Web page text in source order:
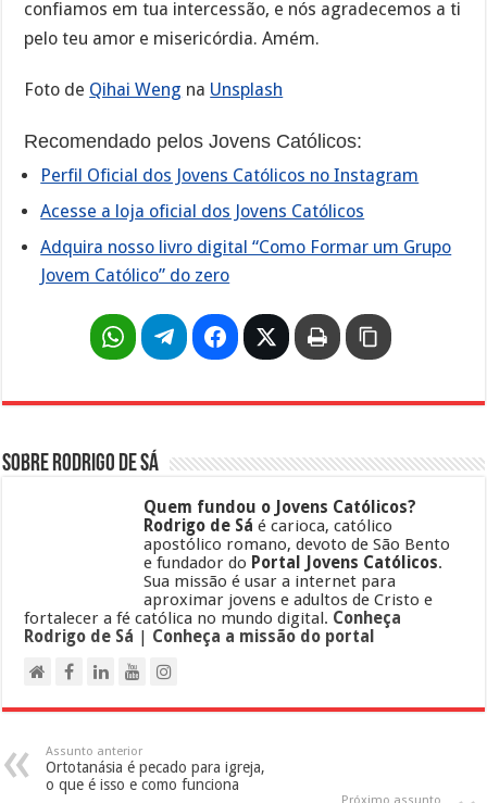
confiamos em tua intercessão, e nós agradecemos a ti
pelo teu amor e misericórdia. Amém.
Foto de Qihai Weng na Unsplash
Recomendado pelos Jovens Católicos:
Perfil Oficial dos Jovens Católicos no Instagram
Acesse a loja oficial dos Jovens Católicos
Adquira nosso livro digital “Como Formar um Grupo
Jovem Católico” do zero
Sobre Rodrigo de Sá
Quem fundou o Jovens Católicos?
Rodrigo de Sá é carioca, católico
apostólico romano, devoto de São Bento
e fundador do Portal Jovens Católicos.
Sua missão é usar a internet para
aproximar jovens e adultos de Cristo e
fortalecer a fé católica no mundo digital. Conheça
Rodrigo de Sá | Conheça a missão do portal
Assunto anterior
Ortotanásia é pecado para igreja,
o que é isso e como funciona
Próximo assunto